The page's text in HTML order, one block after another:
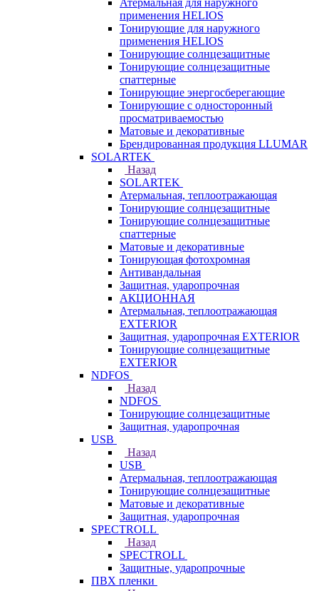
Атермальная для наружного
применения HELIOS
Тонирующие для наружного
применения HELIOS
Тонирующие солнцезащитные
Тонирующие солнцезащитные
спаттерные
Тонирующие энергосберегающие
Тонирующие с односторонный
просматриваемостью
Матовые и декоративные
Брендированная продукция LLUMAR
SOLARTEK
Назад
SOLARTEK
Атермальная, теплоотражающая
Тонирующие солнцезащитные
Тонирующие солнцезащитные
спаттерные
Матовые и декоративные
Тонирующая фотохромная
Антивандальная
Защитная, ударопрочная
АКЦИОННАЯ
Атермальная, теплоотражающая
EXTERIOR
Защитная, ударопрочная EXTERIOR
Тонирующие солнцезащитные
EXTERIOR
NDFOS
Назад
NDFOS
Тонирующие солнцезащитные
Защитная, ударопрочная
USB
Назад
USB
Атермальная, теплоотражающая
Тонирующие солнцезащитные
Матовые и декоративные
Защитная, ударопрочная
SPECTROLL
Назад
SPECTROLL
Защитные, ударопрочные
ПВХ пленки